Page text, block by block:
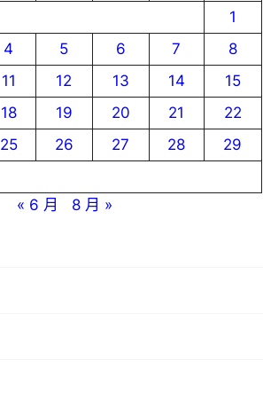
1
4 5 6 7
8
11 12 13 14
15
18 19 20 21
22
25 26 27 28
29
« 6 月
8 月 »